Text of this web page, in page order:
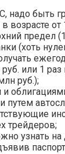
надо быть
возрасте от
предел
(хоть
или 1 раз
руб.);
и
путем
трейдеров;
узнать на